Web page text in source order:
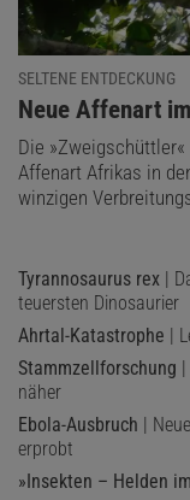
SELTENE ENTDECKUNG
:
Neue Affenart
Die
Affenart Afrikas in
winzigen
Tyrannosaurus rex |
teuersten Dinosaurier
Ahrtal-Katastrophe |
Stammzellforschung
näher
Ebola-Ausbruch |
erprobt
»Insekten – Helden